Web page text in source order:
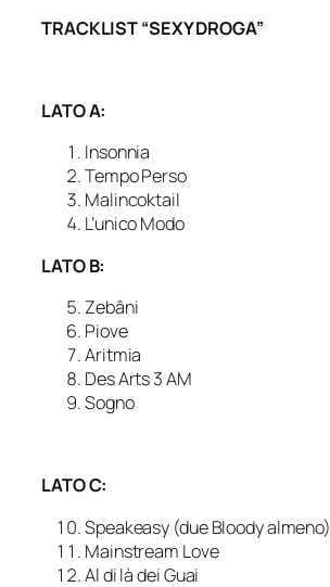
TRACKLIST “SEXY DROGA”
LATO A:
Insonnia
Tempo Perso
Malincoktail
L’unico Modo
LATO B:
Zebâni
Piove
Aritmia
Des Arts 3 AM
Sogno
LATO C:
Speakeasy (due Bloody almeno)
Mainstream Love
Al di là dei Guai